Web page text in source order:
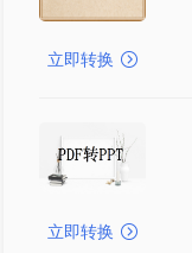
立即转换
立即转换